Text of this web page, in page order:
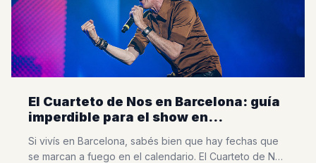
El Cuarteto de Nos en Barcelona: guía
imperdible para el show en
Si vivís en Barcelona, sabés bien que hay fechas que
se marcan a fuego en el calendario. El Cuarteto de Nos